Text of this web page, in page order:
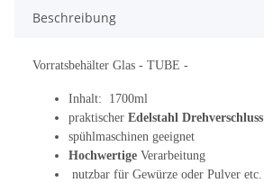
Beschreibung
Vorratsbehälter Glas - TUBE -
Inhalt: 1700ml
praktischer Edelstahl Drehverschluss
spühlmaschinen geeignet
Hochwertige Verarbeitung
nutzbar für Gewürze oder Pulver etc.